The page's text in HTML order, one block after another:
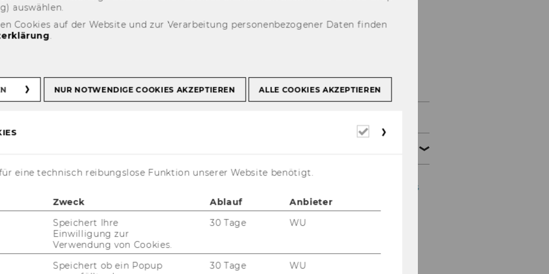
aktuell nur auf Englisch verfügbar.
at WU Vienna University of
help you plan and ensure that everything
moving to Vienna, we have collected
Visas, residence permits
and entry regulations
aus­wäh­len.
Cookies auf der Website und zur Verarbeitung personenbezogener Daten finden
.
NUR NOTWENDIGE COOKIES AKZEPTIEREN ALLE COOKIES AKZEPTIEREN
Erforderliche
eine technisch reibungslose Funktion unserer Website benötigt.
Zweck Ablauf
Anbieter
Speichert Ihre
Einwilligung zur
Verwendung von Cookies.
30 Tage WU
Speichert ob ein Popup
30 Tage WU